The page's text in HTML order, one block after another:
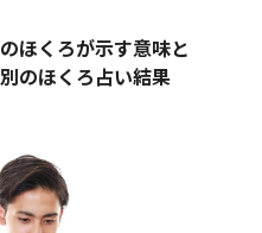
ほくろが示す意味と
のほくろ占い結果